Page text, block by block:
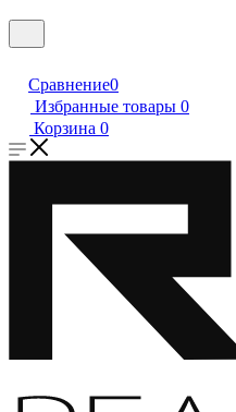
Сравнение0
Избранные товары 0
Корзина 0